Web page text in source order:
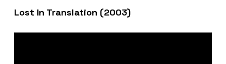
Lost In Translation (2003)